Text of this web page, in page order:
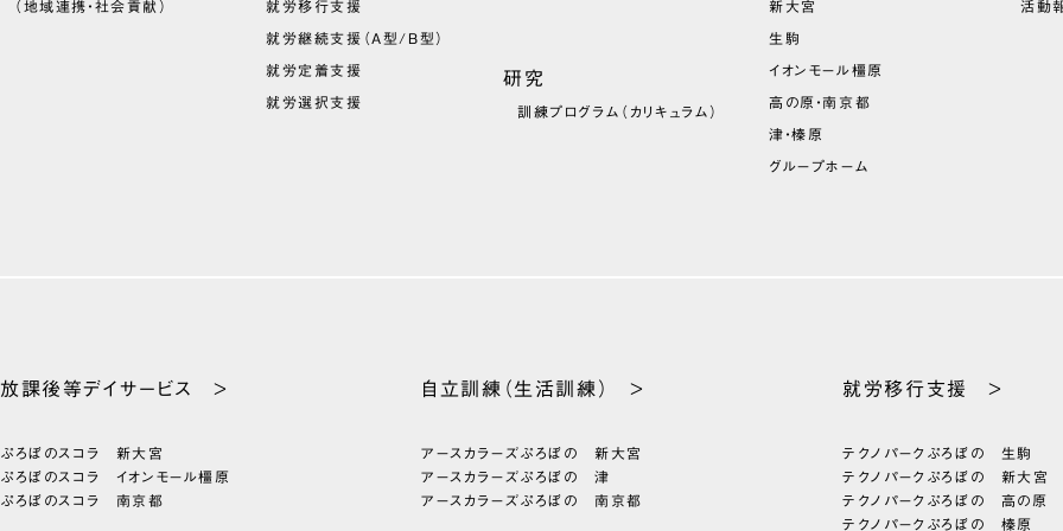
（地域連携・社会貢献） 就労移行支援
就労継続支援（A型/B型）
就労定着支援
就労選択支援
研究
訓練プログラム （カリキュラム）
新大宮
生駒
イオンモール橿原
高の原・南京都
津・榛原
グループホーム
活動報
放課後等デイサービス >
ぷろぼのスコラ 新大宮
ぷろぼのスコラ イオンモール橿原
ぷろぼのスコラ 南京都
自立訓練 （生活訓練） >
アースカラーズぷろぼの 新大宮
アースカラーズぷろぼの 津
アースカラーズぷろぼの 南京都
就労移行支援 >
テクノパーク ぷろぼの 生駒
テクノパーク ぷろぼの 新大宮
テクノパーク ぷろぼの 高の原
テクノパーク ぷろぼの 榛原